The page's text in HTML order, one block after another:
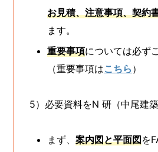
お見積、注意事項、契約
ます。
重要事項については必ず
（重要事項はこちら ）
5）必要資料をN 研（中尾建
まず、 案内図と平面図を